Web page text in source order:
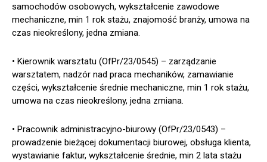
samochodów osobowych, wykształcenie zawodowe
mechaniczne, min 1 rok stażu, znajomość branży, umowa na
czas nieokreślony, jedna zmiana.
• Kierownik warsztatu (OfPr/23/0545) – zarządzanie
warsztatem, nadzór nad praca mechaników, zamawianie
części, wykształcenie średnie mechaniczne, min 1 rok stażu,
umowa na czas nieokreślony, jedna zmiana.
• Pracownik administracyjno-biurowy (OfPr/23/0543) –
prowadzenie bieżącej dokumentacji biurowej, obsługa klienta,
wystawianie faktur, wykształcenie średnie, min 2 lata stażu